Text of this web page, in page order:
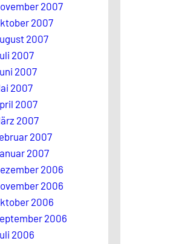
2007
2007
2007
2007
2007
2007
2007
2007
2007
2007
2006
2006
2006
2006
2006